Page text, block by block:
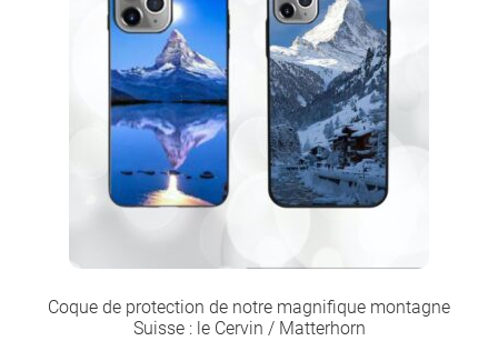
Coque de protection de notre magnifique montagne
Suisse : le Cervin / Matterhorn